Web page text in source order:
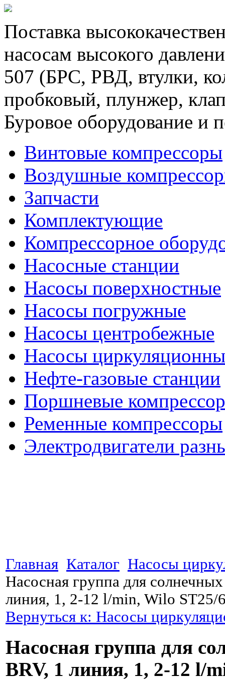
Поставка
насосам высокого
507 (БРС, РВД, втулки,
пробковый, плунжер,
Буровое оборудование и
Винтовые компрессоры
Воздушные
Запчасти
Комплектующие
Компрессорное
Насосные станции
Насосы поверхностные
Насосы погружные
Насосы центробежные
Насосы
Нефте-газовые станции
Поршневые
Ременные компрессоры
Электродвигатели
Главная Каталог Насосы
Насосная группа для
линия, 1, 2-12 l/min, Wilo ST25/
Вернуться к: Насосы
Насосная группа для
BRV, 1 линия, 1, 2-12 l/